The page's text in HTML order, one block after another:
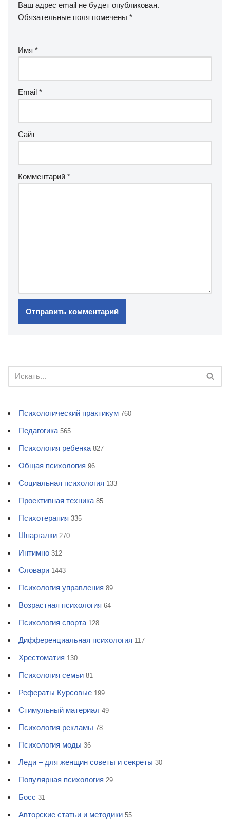
Ваш адрес email не будет опубликован.
Обязательные поля помечены *
Имя *
Email *
Сайт
Комментарий *
Психологический практикум 760
Педагогика 565
Психология ребенка 827
Общая психология 96
Социальная психология 133
Проективная техника 85
Психотерапия 335
Шпаргалки 270
Интимно 312
Словари 1443
Психология управления 89
Возрастная психология 64
Психология спорта 128
Дифференциальная психология 117
Хрестоматия 130
Психология семьи 81
Рефераты Курсовые 199
Стимульный материал 49
Психология рекламы 78
Психология моды 36
Леди – для женщин советы и секреты 30
Популярная психология 29
Босс 31
Авторские статьи и методики 55